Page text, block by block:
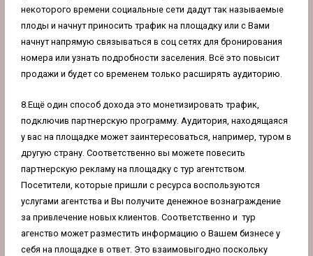
некоторого времени социальные сети дадут так называемые
плоды и начнут приносить трафик на площадку или с Вами
начнут напрямую связываться в соц сетях для бронирования
номера или узнать подробности заселения. Всё это повысит
продажи и будет со временем только расширять аудиторию.
8.Ещё один способ дохода это монетизировать трафик,
подключив партнерскую программу. Аудитория, находящаяся
у вас на площадке может заинтересоваться, например, туром в
другую страну. Соответственно вы можете повесить
партнерскую рекламу на площадку с тур агентством.
Посетители, которые пришли с ресурса воспользуются
услугами агентства и Вы получите денежное вознаграждение
за привлечение новых клиентов. Соответственно и тур
агенство может разместить информацию о Вашем бизнесе у
себя на площадке в ответ. Это взаимовыгодно поскольку